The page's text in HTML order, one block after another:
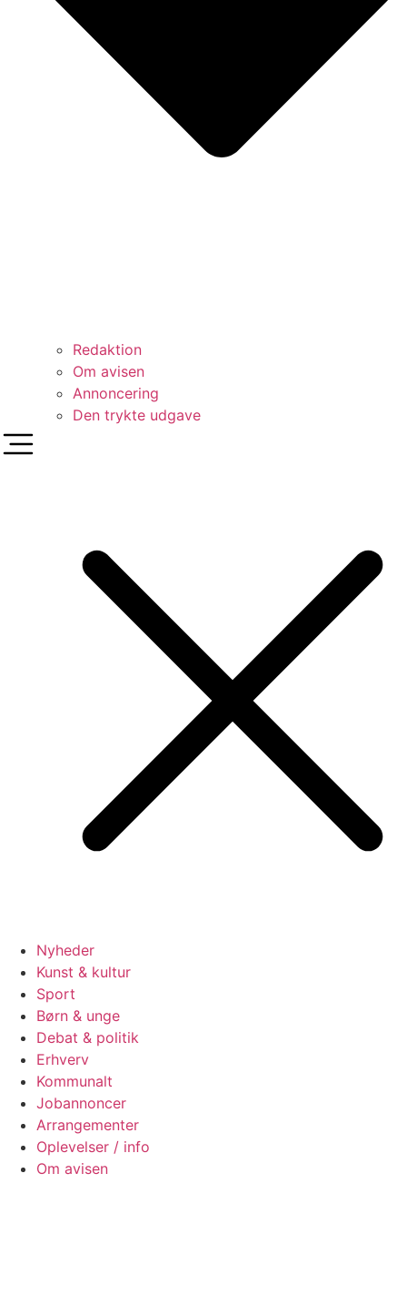
Redaktion
Om avisen
Annoncering
Den trykte udgave
Nyheder
Kunst & kultur
Sport
Børn & unge
Debat & politik
Erhverv
Kommunalt
Jobannoncer
Arrangementer
Oplevelser / info
Om avisen